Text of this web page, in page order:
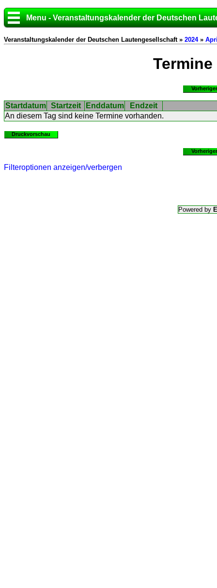
Menu - Veranstaltungskalender der Deutschen
Veranstaltungskalender der Deutschen Lautengesellschaft » 2024»
Termine
Startdatum Startzeit Enddatum
Endzeit
An diesem Tag sind keine Termine vorhanden.
Druckvorschau
Filteroptionen anzeigen/verbergen
Powered by